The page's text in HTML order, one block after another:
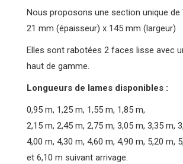
Nous proposons une section unique de
21 mm (épaisseur) x 145 mm (largeur)
Elles sont rabotées 2 faces lisse avec
haut de gamme.
Longueurs de lames disponibles :
0,95 m, 1,25 m, 1,55 m, 1,85 m,
2,15 m, 2,45 m, 2,75 m, 3,05 m, 3,35 m,
4,00 m, 4,30 m, 4,60 m, 4,90 m, 5,20 m,
et 6,10 m suivant arrivage.